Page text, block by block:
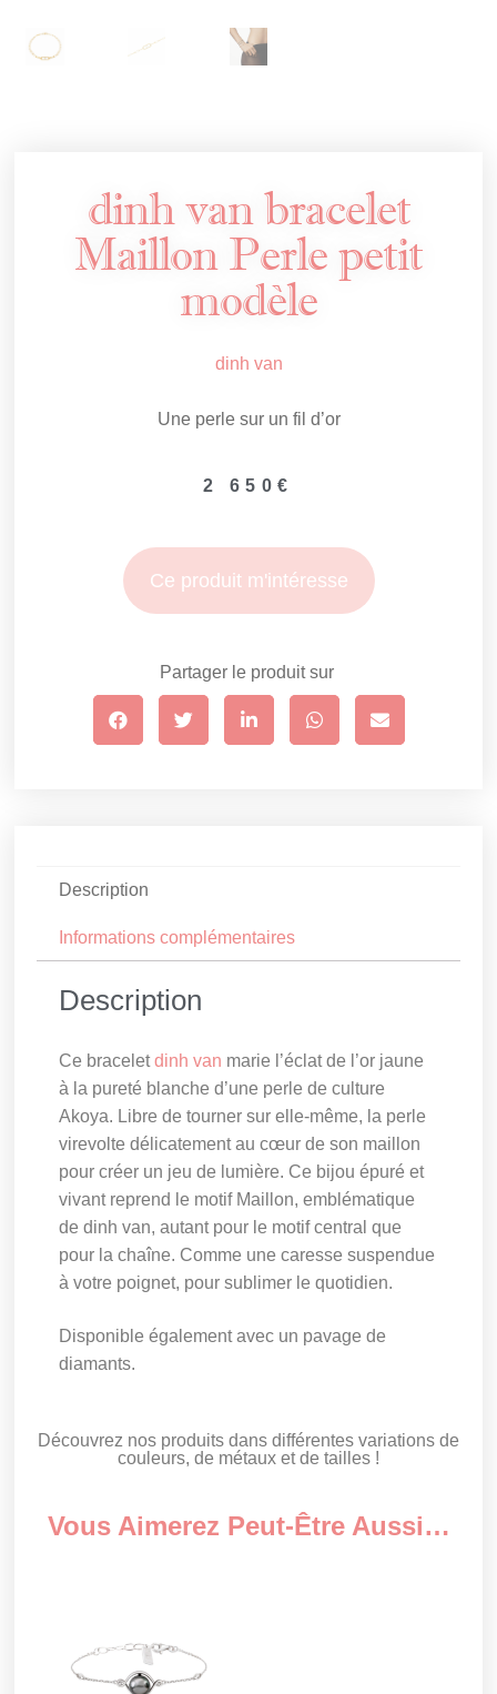
dinh van bracelet
Maillon Perle petit
modèle
dinh van
Une perle sur un fil d’or
2 650€
Ce produit m'intéresse
Partager le produit sur
Description
Informations complémentaires
Description
Ce braceletdinh van marie l’éclat de l’or jaune
à la pureté blanche d’une perle de culture
Akoya. Libre de tourner sur elle-même, la perle
virevolte délicatement au cœur de son maillon
pour créer un jeu de lumière. Ce bijou épuré et
vivant reprend le motif Maillon, emblématique
de dinh van, autant pour le motif central que
pour la chaîne. Comme une caresse suspendue
à votre poignet, pour sublimer le quotidien.
Disponible également avec un pavage de
diamants.
Découvrez nos produits dans différentes variations de
couleurs, de métaux et de tailles !
Vous Aimerez Peut-Être Aussi…